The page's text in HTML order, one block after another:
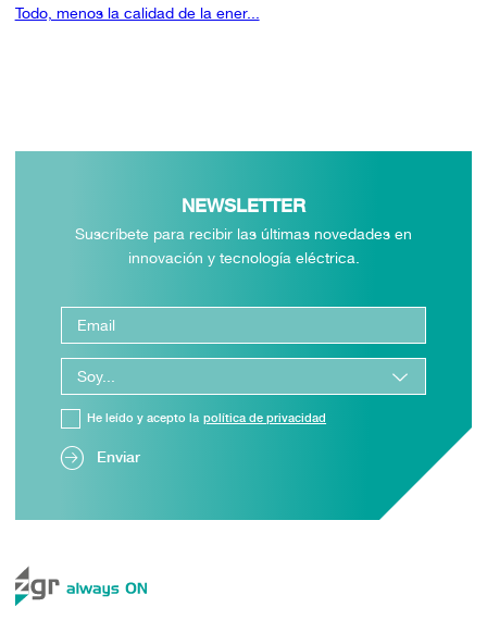
Todo, menos la calidad de la ener...
NEWSLETTER
Suscríbete para recibir las últimas novedades en
innovación y tecnología eléctrica.
Enviar
He leído y acepto la política de privacidad